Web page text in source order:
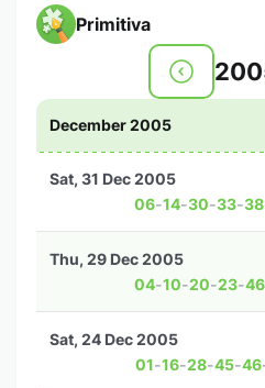
Primitiva
December 2005
06-14-30-33-38
Sat, 31 Dec 2005
04-10-20-23-46
Thu, 29 Dec 2005
01-16-28-45-46
Sat, 24 Dec 2005